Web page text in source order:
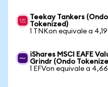
Teekay Tankers
Tokenized)
1 TNKon equivale a
iShares MSCI EAFE
Grindr (Ondo
1 EFVon equivale a